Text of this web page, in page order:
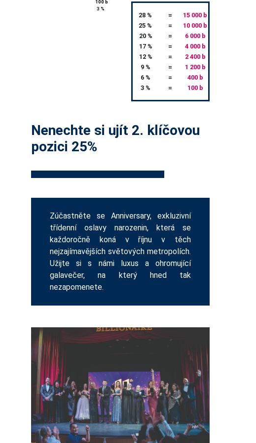
3 %
100 b
28 % =
15 000 b
25 %
=
10 000 b
20 %
=
6 000 b
17 %
=
4 000 b
12 %
=
2 400 b
9 %
=
1 200 b
6 %
=
400 b
3 %
= 100 b
Nenechte si ujít 2. klíčovou
pozici 25%
Zúčastněte se Anniversary, exkluzivní
třídenní oslavy narozenin, která se
každoročně koná v říjnu v těch
nejzajímavějších světových metropolích.
Užijte si s námi luxus a ohromující
galavečer, na který hned tak
nezapomenete.